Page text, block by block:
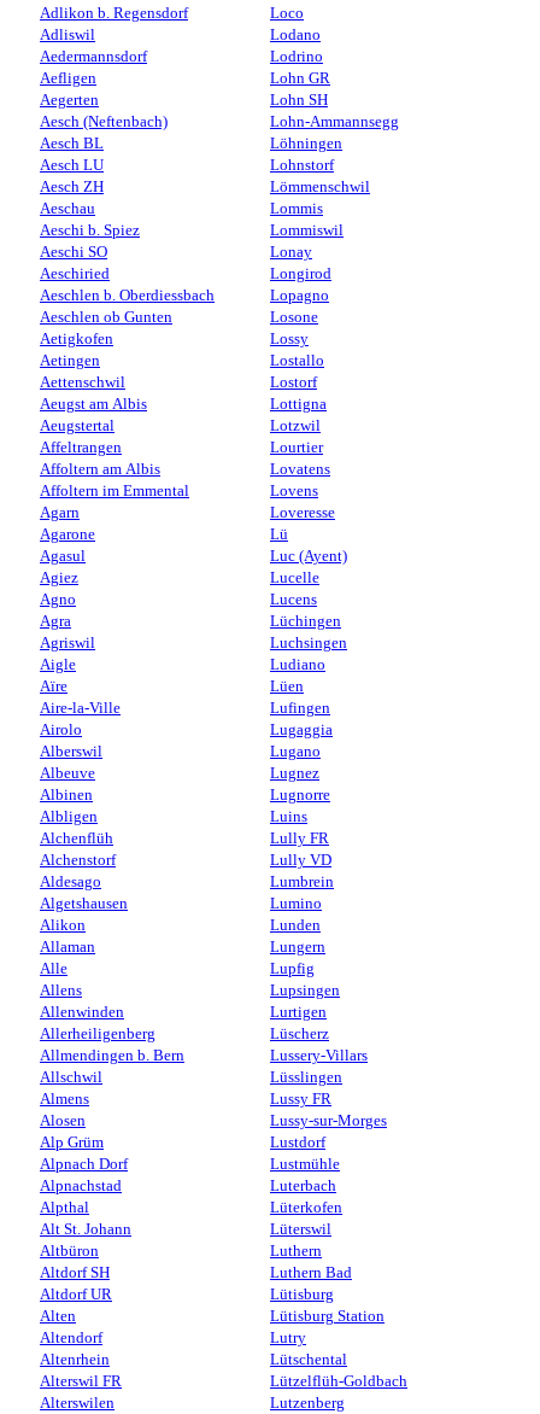
Adlikon b. Regensdorf
Adliswil
Aedermannsdorf
Aefligen
Aegerten
Aesch (Neftenbach)
Aesch BL
Aesch LU
Aesch ZH
Aeschau
Aeschi b. Spiez
Aeschi SO
Aeschiried
Aeschlen b. Oberdiessbach
Aeschlen ob Gunten
Aetigkofen
Aetingen
Aettenschwil
Aeugst am Albis
Aeugstertal
Affeltrangen
Affoltern am Albis
Affoltern im Emmental
Agarn
Agarone
Agasul
Agiez
Agno
Agra
Agriswil
Aigle
Aïre
Aire-la-Ville
Airolo
Alberswil
Albeuve
Albinen
Albligen
Alchenflüh
Alchenstorf
Aldesago
Algetshausen
Alikon
Allaman
Alle
Allens
Allenwinden
Allerheiligenberg
Allmendingen b. Bern
Allschwil
Almens
Alosen
Alp Grüm
Alpnach Dorf
Alpnachstad
Alpthal
Alt St. Johann
Altbüron
Altdorf SH
Altdorf UR
Alten
Altendorf
Altenrhein
Alterswil FR
Alterswilen
Loco
Lodano
Lodrino
Lohn GR
Lohn SH
Lohn-Ammannsegg
Löhningen
Lohnstorf
Lömmenschwil
Lommis
Lommiswil
Lonay
Longirod
Lopagno
Losone
Lossy
Lostallo
Lostorf
Lottigna
Lotzwil
Lourtier
Lovatens
Lovens
Loveresse
Lü
Luc (Ayent)
Lucelle
Lucens
Lüchingen
Luchsingen
Ludiano
Lüen
Lufingen
Lugaggia
Lugano
Lugnez
Lugnorre
Luins
Lully FR
Lully VD
Lumbrein
Lumino
Lunden
Lungern
Lupfig
Lupsingen
Lurtigen
Lüscherz
Lussery-Villars
Lüsslingen
Lussy FR
Lussy-sur-Morges
Lustdorf
Lustmühle
Luterbach
Lüterkofen
Lüterswil
Luthern
Luthern Bad
Lütisburg
Lütisburg Station
Lutry
Lütschental
Lützelflüh-Goldbach
Lutzenberg